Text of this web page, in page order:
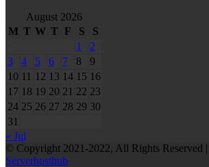
August 2026
M T W T F S
S
1
2
3
4 5 6 7 8
9
10 11 12 13 14 15 16
17 18 19 20 21 22 23
24 25 26 27 28 29 30
31
« Jul
© Copyright 2021-2022, All Rights Reserved
Serverhosthub